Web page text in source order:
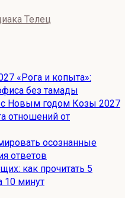
Телец
«Рога и копыта»:
без тамады
с Новым годом Козы 2027
отношений от
осознанные
ответов
как прочитать 5
10 минут